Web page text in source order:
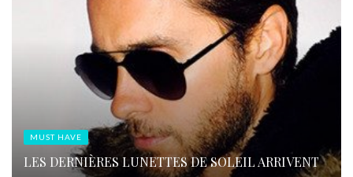
MUST HAVE
LES DERNIÈRES LUNETTES DE SOLEIL ARRIVENT